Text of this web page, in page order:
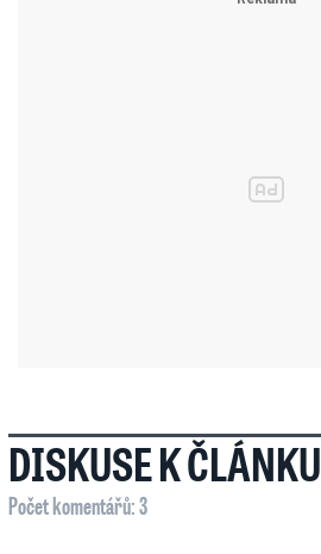
DISKUSE K ČLÁNKU
Počet komentářů: 3